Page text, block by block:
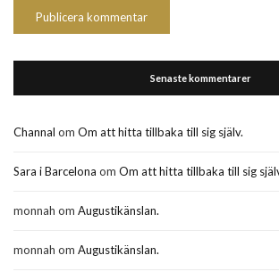
Senaste kommentarer
Channal om Om att hitta tillbaka till sig själv.
Sara i Barcelona om Om att hitta tillbaka till sig
monnah om Augustikänslan.
monnah om Augustikänslan.